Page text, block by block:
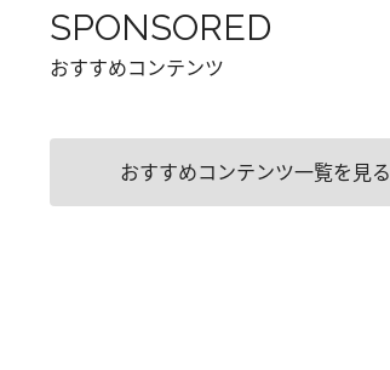
SPONSORED
おすすめコンテンツ
おすすめコンテンツ一覧を見る